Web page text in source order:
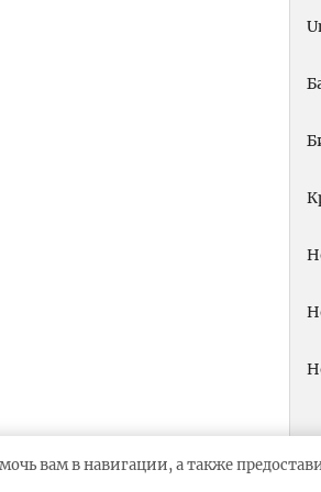
вам в навигации, а также